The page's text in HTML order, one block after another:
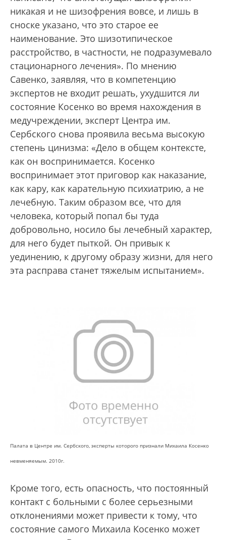
никакая и не шизофрения вовсе, и лишь в
сноске указано, что это старое ее
наименование. Это шизотипическое
расстройство, в частности, не подразумевало
стационарного лечения». По мнению
Савенко, заявляя, что в компетенцию
экспертов не входит решать, ухудшится ли
состояние Косенко во время нахождения в
медучреждении, эксперт Центра им.
Сербского снова проявила весьма высокую
степень цинизма: «Дело в общем контексте,
как он воспринимается. Косенко
воспринимает этот приговор как наказание,
как кару, как карательную психиатрию, а не
лечебную. Таким образом все, что для
человека, который попал бы туда
добровольно, носило бы лечебный характер,
для него будет пыткой. Он привык к
уединению, к другому образу жизни, для него
эта расправа станет тяжелым испытанием».
Палата в Центре им. Сербского, эксперты которого признали Михаила Косенко
невменяемым. 2010г.
Кроме того, есть опасность, что постоянный
контакт с больными с более серьезными
отклонениями может привести к тому, что
состояние самого Михаила Косенко может